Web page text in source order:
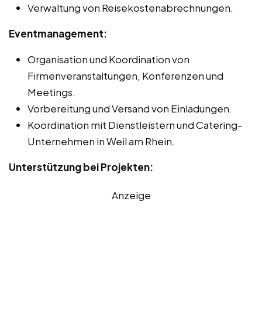
Verwaltung von Reisekostenabrechnungen.
Eventmanagement:
Organisation und Koordination von
Firmenveranstaltungen, Konferenzen und
Meetings.
Vorbereitung und Versand von Einladungen.
Koordination mit Dienstleistern und Catering-
Unternehmen in Weil am Rhein.
Unterstützung bei Projekten:
Anzeige